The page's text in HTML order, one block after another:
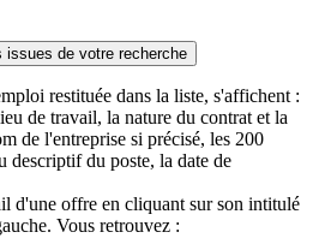
issues de votre recherche
restituée dans la liste, s'affichent :
de travail, la nature du contrat et la
de l'entreprise si précisé, les 200
descriptif du poste, la date de
d'une offre en cliquant sur son intitulé
Vous retrouvez :